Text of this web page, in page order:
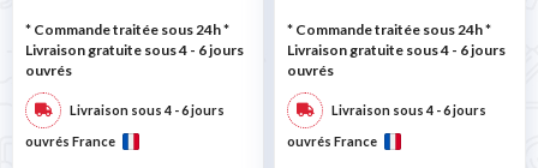
* Commande traitée sous 24h*
Livraison gratuite sous 4 - 6 jours
ouvrés
Livraison sous 4 - 6 jours
ouvrés France
* Commande traitée sous 24h*
Livraison gratuite sous 4 - 6 jours
ouvrés
Livraison sous 4 - 6 jours
ouvrés France